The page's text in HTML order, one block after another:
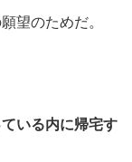
望のためだ。
いる内に帰宅す